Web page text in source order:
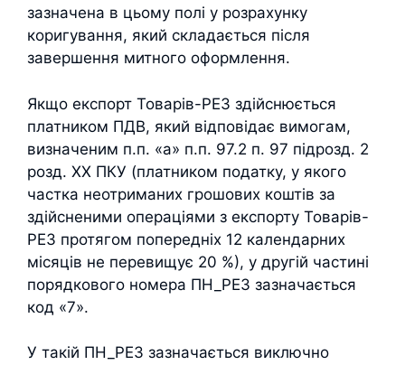
зазначена в цьому полі у розрахунку
коригування, який складається після
завершення митного оформлення.
Якщо експорт Товарів-РЕЗ здійснюється
платником ПДВ, який відповідає вимогам,
визначеним п.п. «а» п.п. 97.2 п. 97 підрозд. 2
розд. ХХ ПКУ (платником податку, у якого
частка неотриманих грошових коштів за
здійсненими операціями з експорту Товарів-
РЕЗ протягом попередніх 12 календарних
місяців не перевищує 20 %), у другій частині
порядкового номера ПН_РЕЗ зазначається
код «7».
У такій ПН_РЕЗ зазначається виключно